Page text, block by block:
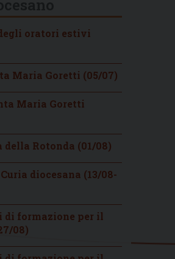
oratori estivi
Maria Goretti (05/07)
Maria Goretti
Rotonda (01/08)
diocesana (13/08-
di formazione per il
08)